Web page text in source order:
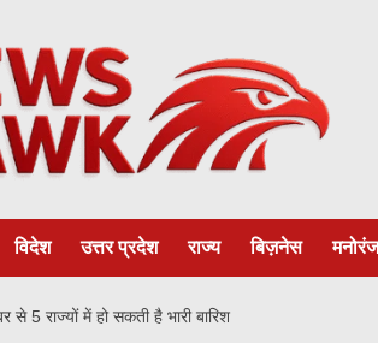
विदेश उत्तर प्रदेश राज्य बिज़नेस
से 5 राज्यों में हो सकती है भारी बारिश